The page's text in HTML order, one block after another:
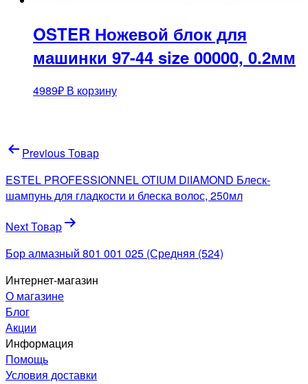
OSTER Ножевой блок для
машинки 97-44 size 00000, 0.2мм
4989₽ В корзину
Навигация
по
записям
Previous Товар
ESTEL PROFESSIONNEL OTIUM DiIAMOND Блеск-
шампунь для гладкости и блеска волос, 250мл
Next Товар
Бор алмазный 801 001 025 (Средняя (524)
Интернет-магазин
О магазине
Блог
Акции
Информация
Помощь
Условия доставки